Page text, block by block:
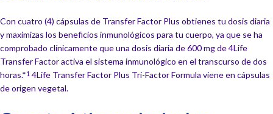
Con cuatro (4) cápsulas de Transfer Factor Plus obtienes tu dosis diaria
y maximizas los beneficios inmunológicos para tu cuerpo, ya que se ha
comprobado clínicamente que una dosis diaria de 600 mg de 4Life
Transfer Factor activa el sistema inmunológico en el transcurso de dos
horas.*1 4Life Transfer Factor Plus Tri-Factor Formula viene en cápsulas
de origen vegetal.